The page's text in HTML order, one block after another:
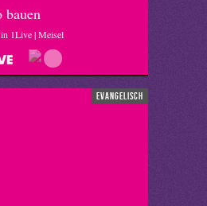
bauen
1Live | Meisel
evangelisch